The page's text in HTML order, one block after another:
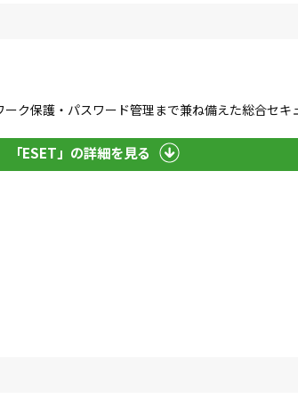
ク保護・パスワード管理まで兼ね備えた総合セキ
「ESET」の詳細を見る